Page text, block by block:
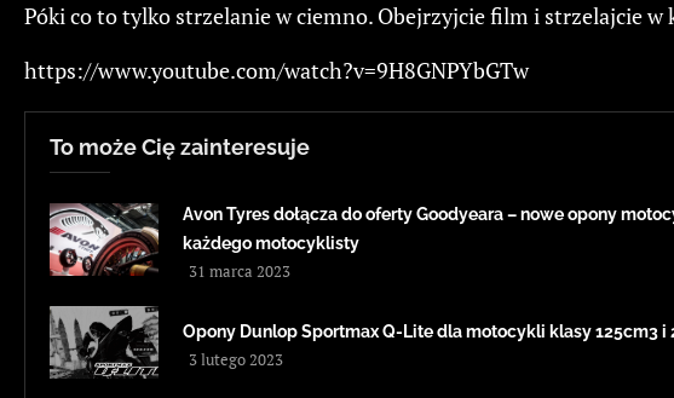
Póki co to tylko strzelanie w ciemno. Obejrzyjcie film i strzelajcie w
https://www.youtube.com/watch?v=9H8GNPYbGTw
To może Cię zainteresuje
Avon Tyres dołącza do oferty Goodyeara – nowe opony
każdego motocyklisty
31 marca 2023
Opony Dunlop Sportmax Q-Lite dla motocykli klasy 125cm3 i
3 lutego 2023